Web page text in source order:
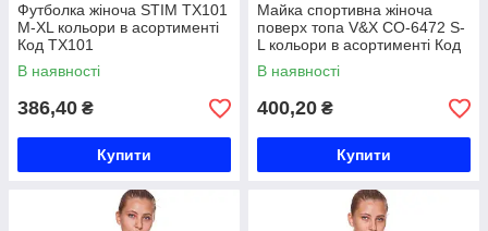
Футболка жіноча STIM TX101
M-XL кольори в асортименті
Код TX101
В наявності
386,40 ₴
Купити
Майка спортивна жіноча
поверх топа V&X CO-6472 S-
L кольори в асортименті Код
CO-6472
В наявності
400,20 ₴
Купити